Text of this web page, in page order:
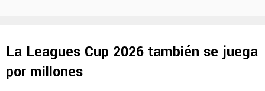
La Leagues Cup 2026 también se juega
por millones